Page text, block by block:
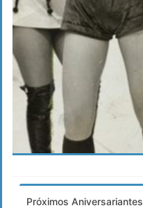
Próximos Aniversariantes